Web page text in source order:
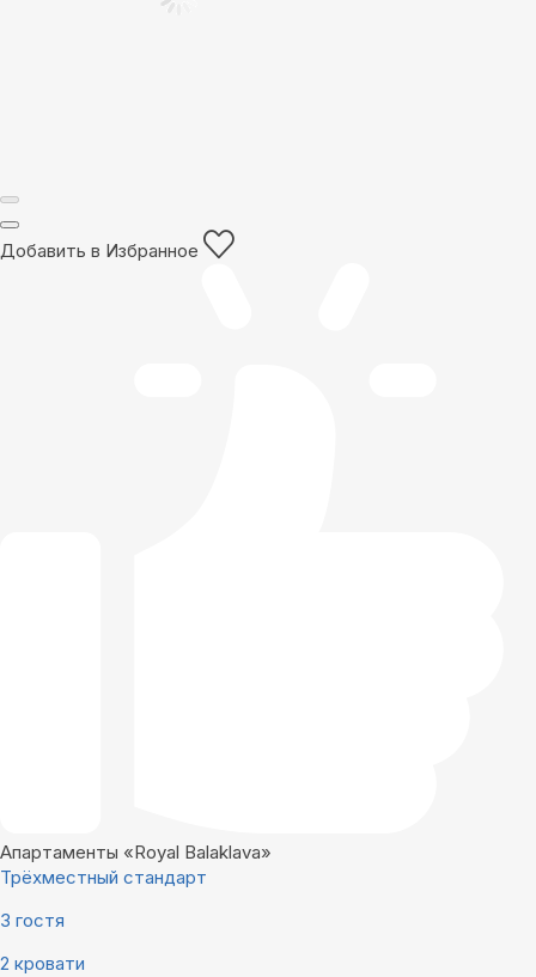
Добавить в Избранное
Апартаменты «Royal Balaklava»
Трёхместный стандарт
3 гостя
2 кровати